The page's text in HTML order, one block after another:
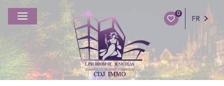
0
FR